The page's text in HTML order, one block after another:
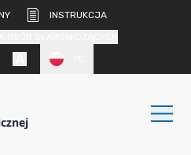
INSTRUKCJA